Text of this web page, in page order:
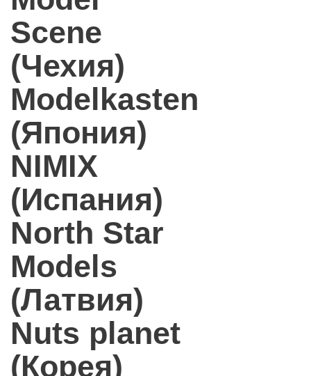
Scene
(Чехия)
Modelkasten
(Япония)
NIMIX
(Испания)
North Star
Models
(Латвия)
Nuts planet
(Корея)